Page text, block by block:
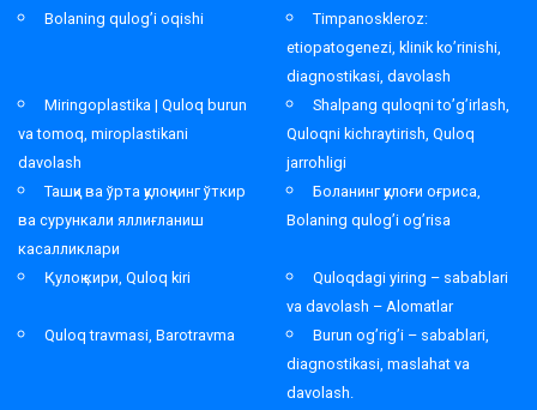
Bolaning qulog’i oqishi
Timpanoskleroz:
etiopatogenezi, klinik ko’rinishi,
diagnostikasi, davolash
Miringoplastika | Quloq burun
va tomoq, miroplastikani
davolash
Shalpang quloqni to’g’irlash,
Quloqni kichraytirish, Quloq
jarrohligi
Ташқи ва ўрта қулоқнинг ўткир
ва сурункали яллиғланиш
касалликлари
Боланинг қулоғи оғриса,
Bolaning qulog’i og’risa
Қулоқ кири, Quloq kiri
Quloqdagi yiring – sabablari
va davolash – Alomatlar
Quloq travmasi, Barotravma
Burun og’rig’i – sabablari,
diagnostikasi, maslahat va
davolash.